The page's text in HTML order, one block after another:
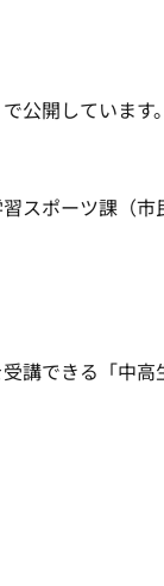
公開しています。
スポーツ課（
できる「中高